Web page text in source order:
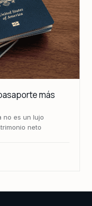
más
no es un lujo
neto